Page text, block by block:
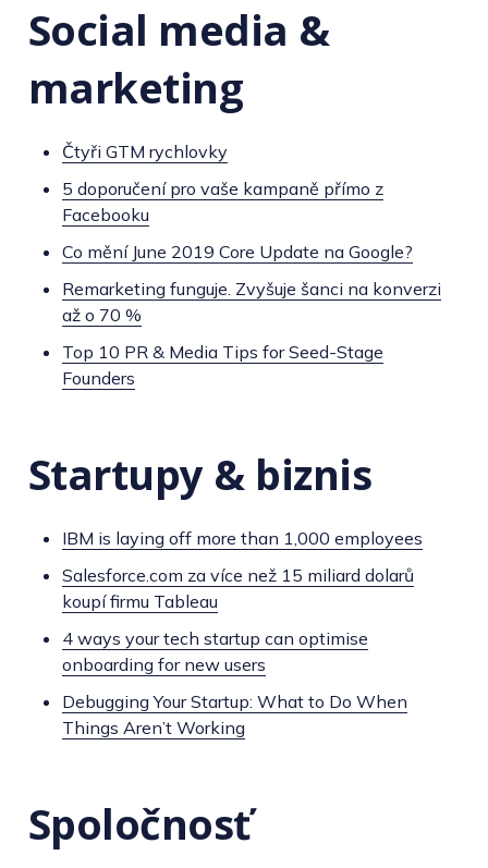
Social media &
marketing
Čtyři GTM rychlovky
5 doporučení pro vaše kampaně přímo z
Facebooku
Co mění June 2019 Core Update na Google?
Remarketing funguje. Zvyšuje šanci na konverzi
až o 70 %
Top 10 PR & Media Tips for Seed-Stage
Founders
Startupy & biznis
IBM is laying off more than 1,000 employees
Salesforce.com za více než 15 miliard dolarů
koupí firmu Tableau
4 ways your tech startup can optimise
onboarding for new users
Debugging Your Startup: What to Do When
Things Aren’t Working
Spoločnosť